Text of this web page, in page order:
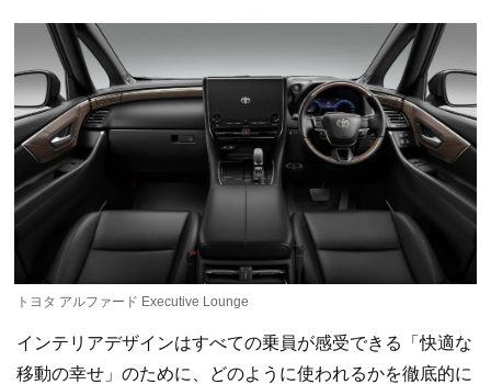
トヨタ アルファード Executive Lounge
インテリアデザインはすべての乗員が感受できる「快適な
移動の幸せ」のために、どのように使われるかを徹底的に